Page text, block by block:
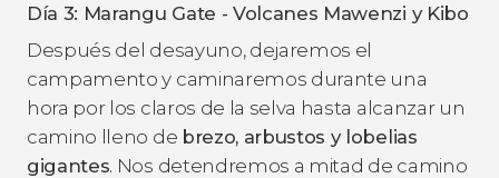
Día 3: Marangu Gate - Volcanes Mawenzi y Kibo
Después del desayuno, dejaremos el
campamento y caminaremos durante una
hora por los claros de la selva hasta alcanzar un
camino lleno de brezo, arbustos y lobelias
gigantes. Nos detendremos a mitad de camino